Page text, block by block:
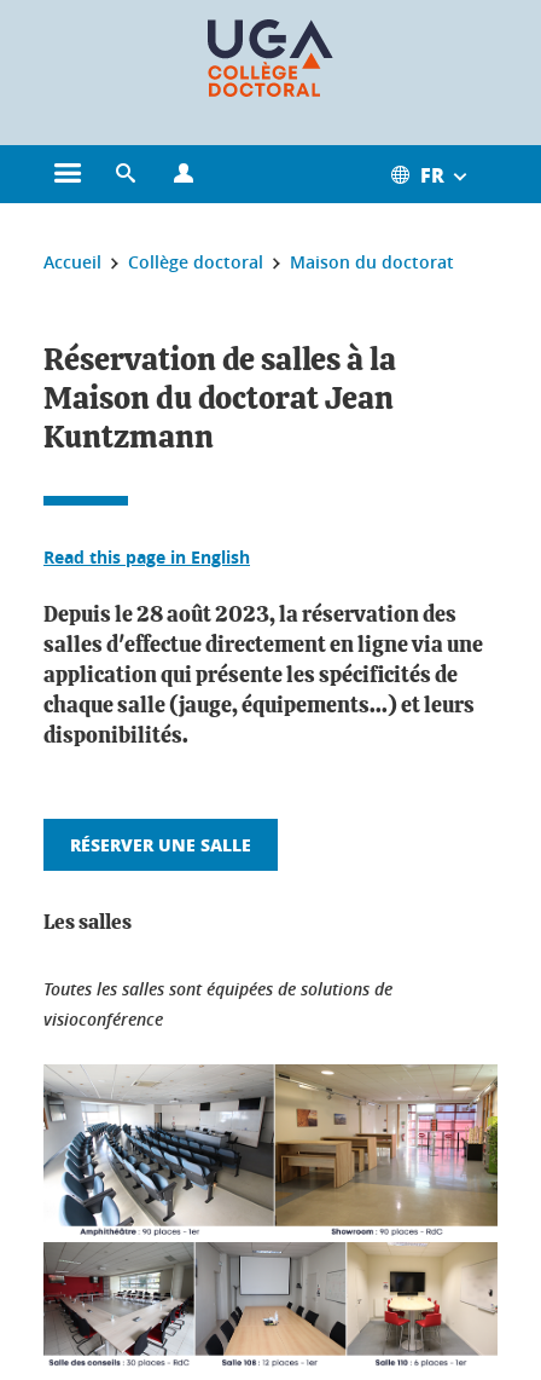
Ouvrir le menu principal
Ouvrir le moteur de recherche FR
Vous êtes ici :
Accueil Collège doctoral Maison du doctorat
Réservation de salles à la
Maison du doctorat Jean
Kuntzmann
Read this page in English
Depuis le 28 août 2023, la réservation des
salles d'effectue directement en ligne via une
application qui présente les spécificités de
chaque salle (jauge, équipements...) et leurs
disponibilités.
RÉSERVER UNE SALLE
Les salles
Toutes les salles sont équipées de solutions de
visioconférence